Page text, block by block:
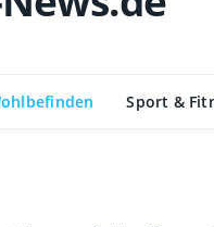
Sport &